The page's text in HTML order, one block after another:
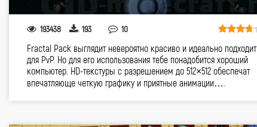
193438 193 10
Fractal Pack выглядит невероятно красиво и идеально подходит
для PvP. Но для его использования тебе понадобится хороший
компьютер. HD-текстуры с разрешением до 512×512 обеспечат
впечатляюще четкую графику и приятные анимации….